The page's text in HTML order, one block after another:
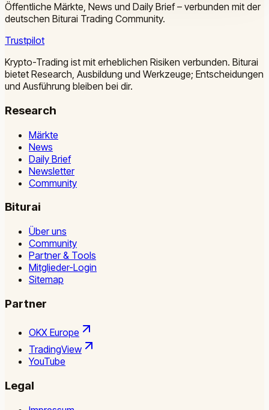
Öffentliche Märkte, News und Daily Brief – verbunden mit der
deutschen Biturai Trading Community.
Trustpilot
Krypto-Trading ist mit erheblichen Risiken verbunden. Biturai
bietet Research, Ausbildung und Werkzeuge; Entscheidungen
und Ausführung bleiben bei dir.
Research
Märkte
News
Daily Brief
Newsletter
Community
Biturai
Über uns
Community
Partner & Tools
Mitglieder-Login
Sitemap
Partner
OKX Europe
TradingView
YouTube
Legal